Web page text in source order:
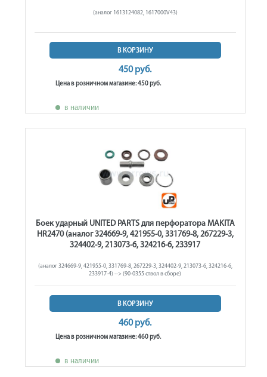
(аналог 1613124082, 1617000V43)
В КОРЗИНУ
450 руб.
Цена в розничном магазине: 450 руб.
в наличии
Боек ударный UNITED PARTS для перфоратора MAKITA
HR2470 (аналог 324669-9, 421955-0, 331769-8, 267229-3,
324402-9, 213073-6, 324216-6, 233917
(аналог 324669-9, 421955-0, 331769-8, 267229-3, 324402-9, 213073-6, 324216-6,
233917-4) --> (90-0355 ствол в сборе)
В КОРЗИНУ
460 руб.
Цена в розничном магазине: 460 руб.
в наличии